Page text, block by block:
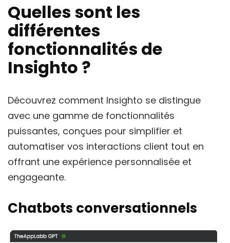
Quelles sont les
différentes
fonctionnalités de
Insighto ?
Découvrez comment Insighto se distingue
avec une gamme de fonctionnalités
puissantes, conçues pour simplifier et
automatiser vos interactions client tout en
offrant une expérience personnalisée et
engageante.
Chatbots conversationnels